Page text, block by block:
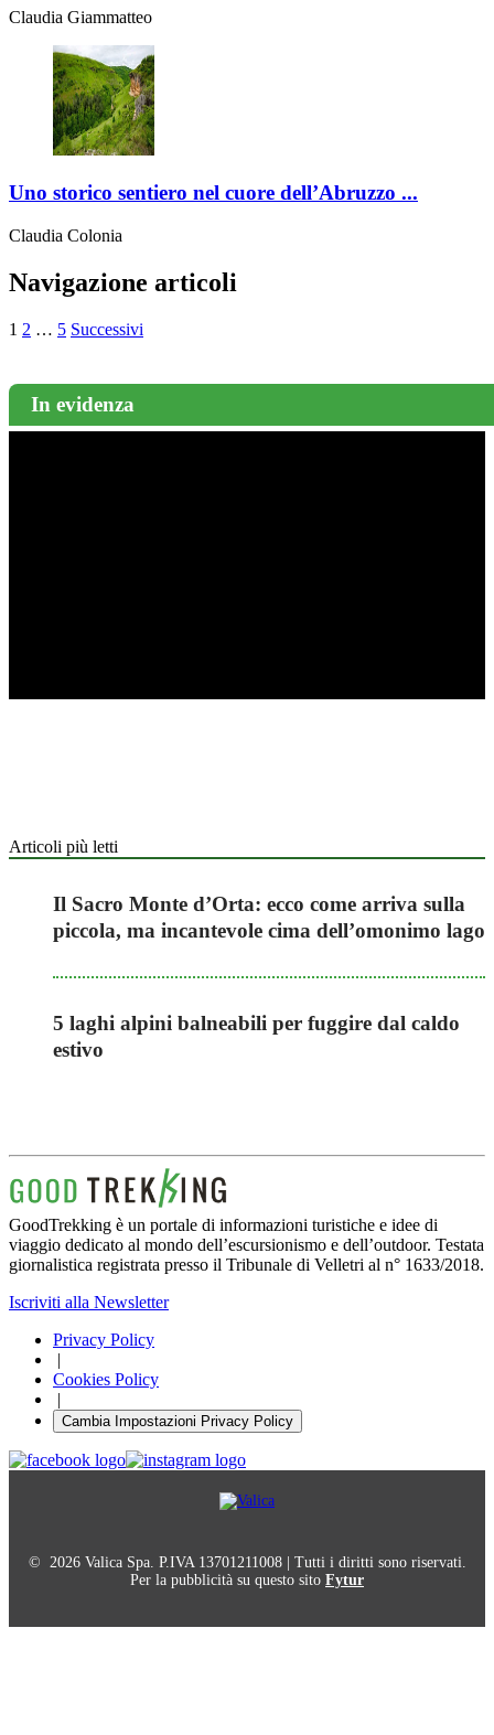
Claudia Giammatteo
Uno storico sentiero nel cuore dell’Abruzzo ...
Claudia Colonia
Navigazione articoli
1 2 … 5 Successivi
In evidenza
Articoli più letti
Il Sacro Monte d’Orta: ecco come arriva sulla
piccola, ma incantevole cima dell’omonimo lago
5 laghi alpini balneabili per fuggire dal caldo
estivo
GoodTrekking è un portale di informazioni turistiche e idee di
viaggio dedicato al mondo dell’escursionismo e dell’outdoor. Testata
giornalistica registrata presso il Tribunale di Velletri al n° 1633/2018.
Iscriviti alla Newsletter
Privacy Policy
|
Cookies Policy
|
Cambia Impostazioni Privacy Policy
© 2026 Valica Spa. P.IVA 13701211008 | Tutti i diritti sono riservati.
Per la pubblicità su questo sito Fytur